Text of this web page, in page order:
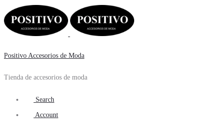
Positivo Accesorios de Moda
Tienda de accesorios de moda
Search
Account